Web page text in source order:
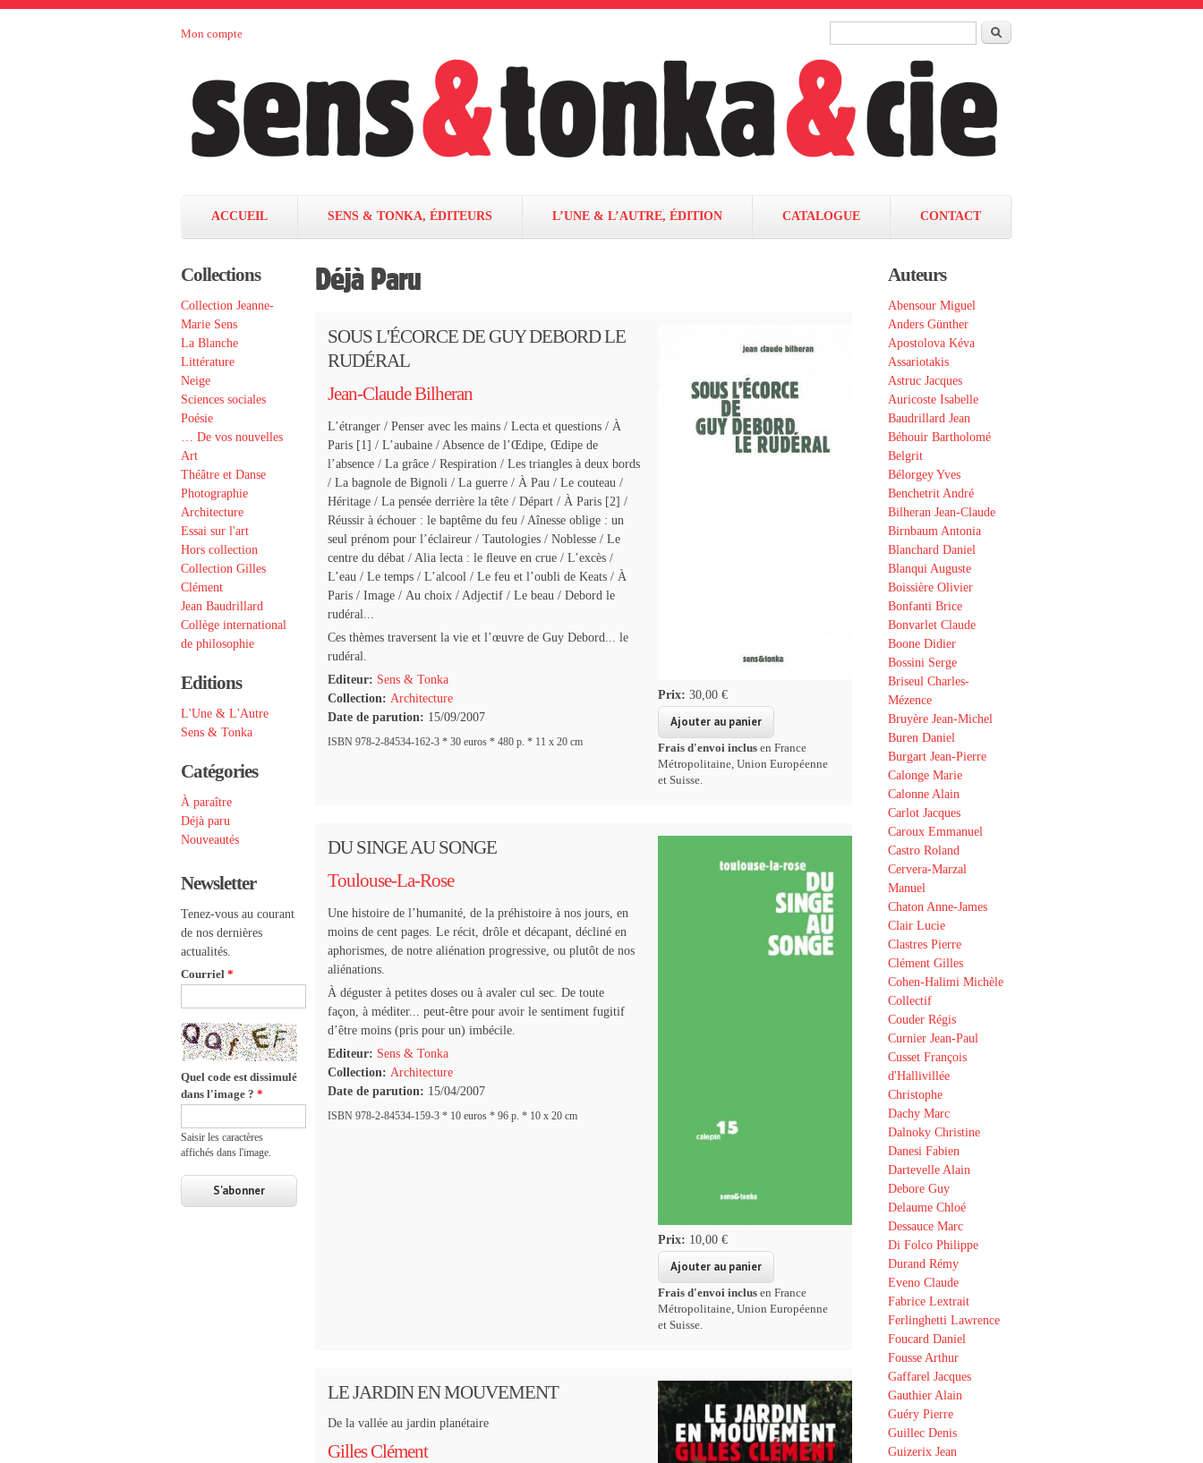
Rechercher
Mon compte
Sens et
Tonka
éditeurs
d’édition
française
ACCUEIL SENS & TONKA, ÉDITEURS L’UNE & L’AUTRE, ÉDITION CATALOGUE CONTACT
Collections
Collection Jeanne-
Marie Sens
La Blanche
Littérature
Neige
Sciences sociales
Poésie
… De vos nouvelles
Art
Théâtre et Danse
Photographie
Architecture
Essai sur l'art
Hors collection
Collection Gilles
Clément
Jean Baudrillard
Collège international
de philosophie
Editions
L'Une & L'Autre
Sens & Tonka
Catégories
À paraître
Déjà paru
Nouveautés
Newsletter
Tenez-vous au courant
de nos dernières
actualités.
Courriel *
Quel code est dissimulé
dans l'image ? *
Saisir les caractères
affichés dans l'image.
Déjà Paru
SOUS L'ÉCORCE DE GUY DEBORD LE
RUDÉRAL
Jean-Claude Bilheran
L’étranger / Penser avec les mains / Lecta et questions / À
Paris [1] / L’aubaine / Absence de l’Œdipe, Œdipe de
l’absence / La grâce / Respiration / Les triangles à deux bords
/ La bagnole de Bignoli / La guerre / À Pau / Le couteau /
Héritage / La pensée derrière la tête / Départ / À Paris [2] /
Réussir à échouer : le baptême du feu / Aînesse oblige : un
seul prénom pour l’éclaireur / Tautologies / Noblesse / Le
centre du débat / Alia lecta : le ﬂeuve en crue / L’excès /
L’eau / Le temps / L’alcool / Le feu et l’oubli de Keats / À
Paris / Image / Au choix / Adjectif / Le beau / Debord le
rudéral...
Ces thèmes traversent la vie et l’œuvre de Guy Debord... le
rudéral.
Editeur: Sens & Tonka
Collection: Architecture
Date de parution: 15/09/2007
ISBN 978-2-84534-162-3 * 30 euros * 480 p. * 11 x 20 cm
Prix:30,00 €
Frais d'envoi inclus en France
Métropolitaine, Union Européenne
et Suisse.
DU SINGE AU SONGE
Toulouse-La-Rose
Une histoire de l’humanité, de la préhistoire à nos jours, en
moins de cent pages. Le récit, drôle et décapant, décliné en
aphorismes, de notre aliénation progressive, ou plutôt de nos
aliénations.
À déguster à petites doses ou à avaler cul sec. De toute
façon, à méditer... peut-être pour avoir le sentiment fugitif
d’être moins (pris pour un) imbécile.
Editeur: Sens & Tonka
Collection: Architecture
Date de parution: 15/04/2007
ISBN 978-2-84534-159-3 * 10 euros * 96 p. * 10 x 20 cm
Prix: 10,00 €
Frais d'envoi inclus en France
Métropolitaine, Union Européenne
et Suisse.
LE JARDIN EN MOUVEMENT
De la vallée au jardin planétaire
Gilles Clément
Auteurs
Abensour Miguel
Anders Günther
Apostolova Kéva
Assariotakis
Astruc Jacques
Auricoste Isabelle
Baudrillard Jean
Béhouir Bartholomé
Belgrit
Bélorgey Yves
Benchetrit André
Bilheran Jean-Claude
Birnbaum Antonia
Blanchard Daniel
Blanqui Auguste
Boissière Olivier
Bonfanti Brice
Bonvarlet Claude
Boone Didier
Bossini Serge
Briseul Charles-
Mézence
Bruyère Jean-Michel
Buren Daniel
Burgart Jean-Pierre
Calonge Marie
Calonne Alain
Carlot Jacques
Caroux Emmanuel
Castro Roland
Cervera-Marzal
Manuel
Chaton Anne-James
Clair Lucie
Clastres Pierre
Clément Gilles
Cohen-Halimi Michèle
Collectif
Couder Régis
Curnier Jean-Paul
Cusset François
d'Hallivillée
Christophe
Dachy Marc
Dalnoky Christine
Danesi Fabien
Dartevelle Alain
Debore Guy
Delaume Chloé
Dessauce Marc
Di Folco Philippe
Durand Rémy
Eveno Claude
Fabrice Lextrait
Ferlinghetti Lawrence
Foucard Daniel
Fousse Arthur
Gaffarel Jacques
Gauthier Alain
Guéry Pierre
Guillec Denis
Guizerix Jean